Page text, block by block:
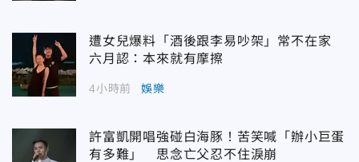
遭女兒爆料「酒後跟李易吵架」常不在家
六月認：本來就有摩擦
4小時前 娛樂
許富凱開唱強碰白海豚！苦笑喊「辦小巨蛋
有多難」 思念亡父忍不住淚崩